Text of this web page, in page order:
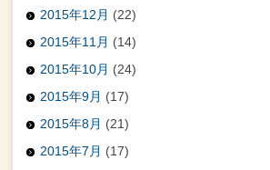
2015年12月 (22)
2015年11月 (14)
2015年10月 (24)
2015年9月 (17)
2015年8月 (21)
2015年7月 (17)